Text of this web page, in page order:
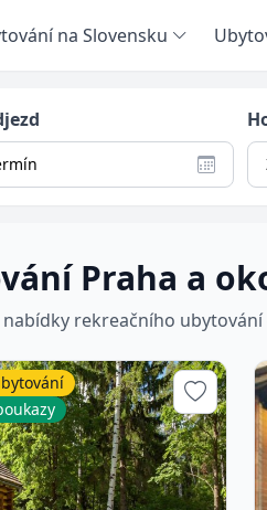
na Slovensku
Praha a
rekreačního ubytování